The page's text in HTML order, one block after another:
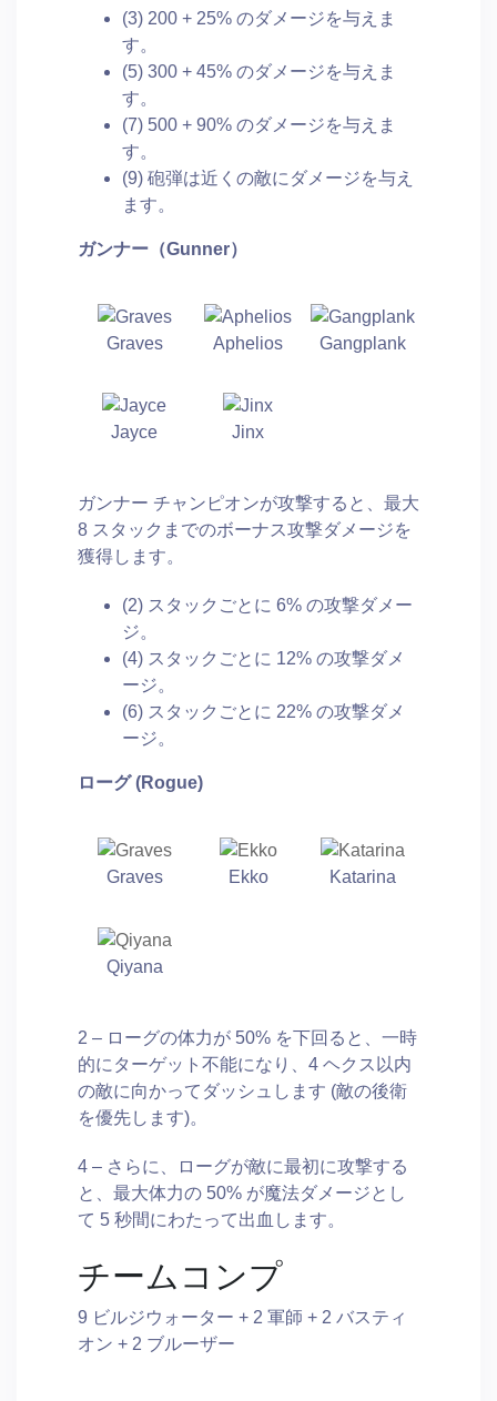
(3) 200 + 25% のダメージを与えま
す。
(5) 300 + 45% のダメージを与えま
す。
(7) 500 + 90% のダメージを与えま
す。
(9) 砲弾は近くの敵にダメージを与え
ます。
ガンナー（Gunner）
Graves Aphelios Gangplank
Jayce Jinx
ガンナー チャンピオンが攻撃すると、最大
8 スタックまでのボーナス攻撃ダメージを
獲得します。
(2) スタックごとに 6% の攻撃ダメー
ジ。
(4) スタックごとに 12% の攻撃ダメ
ージ。
(6) スタックごとに 22% の攻撃ダメ
ージ。
ローグ (Rogue)
Graves Ekko Katarina
Qiyana
2 – ローグの体力が 50% を下回ると、一時
的にターゲット不能になり、4 ヘクス以内
の敵に向かってダッシュします (敵の後衛
を優先します)。
4 – さらに、ローグが敵に最初に攻撃する
と、最大体力の 50% が魔法ダメージとし
て 5 秒間にわたって出血します。
チームコンプ
9 ビルジウォーター + 2 軍師 + 2 バスティ
オン + 2 ブルーザー